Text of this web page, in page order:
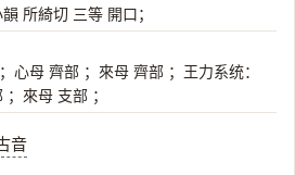
所綺切 三等 開口；
心母 齊部 ；來母 齊部 ；王力系统：
來母 支部 ；
音